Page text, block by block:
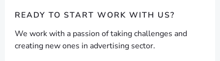
READY TO START WORK WITH US?
We work with a passion of taking challenges and
creating new ones in advertising sector.